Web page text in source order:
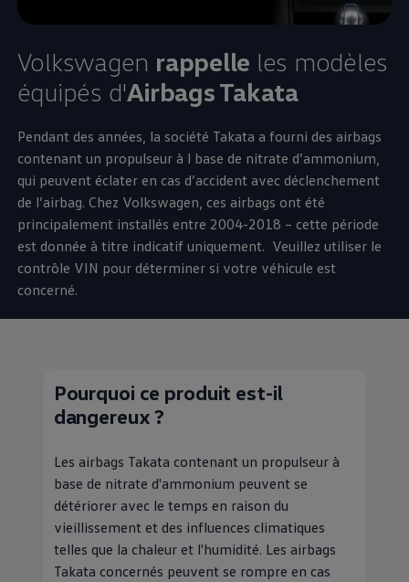
Volkswagen rappelle les modèles
équipés d'Airbags Takata
Pendant des années, la société Takata a fourni des airbags
contenant un propulseur à l base de nitrate d’ammonium,
qui peuvent éclater en cas d’accident avec déclenchement
de l’airbag. Chez Volkswagen , ces airbags ont été
principalement installés entre 2004-2018 – cette période
est donnée à titre indicatif uniquement. Veuillez utiliser le
contrôle VIN pour déterminer si votre véhicule est
concerné.
Pourquoi ce produit est-il
dangereux ?
Les airbags Takata contenant un propulseur à
base de nitrate d'ammonium peuvent se
détériorer avec le temps en raison du
vieillissement et des influences climatiques
telles que la chaleur et l'humidité. Les airbags
Takata concernés peuvent se rompre en cas